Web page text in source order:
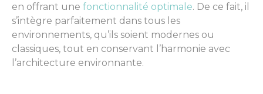
en offrant une fonctionnalité optimale. De ce fait, il
s’intègre parfaitement dans tous les
environnements, qu’ils soient modernes ou
classiques, tout en conservant l’harmonie avec
l’architecture environnante.